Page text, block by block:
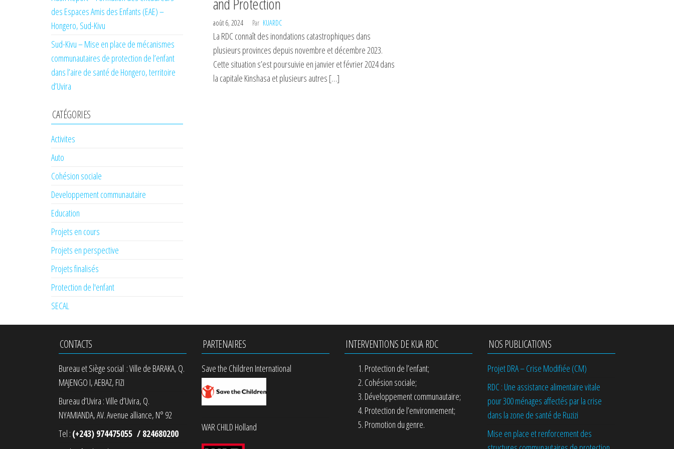
août 6, 2024 Par KUARDC
La RDC connaît des inondations catastrophiques dans
plusieurs provinces depuis novembre et décembre 2023.
Cette situation s’est poursuivie en janvier et février 2024 dans
la capitale Kinshasa et plusieurs autres […]
des Espaces Amis des Enfants (EAE) –
Hongero, Sud-Kivu
Sud-Kivu – Mise en place de mécanismes
communautaires de protection de l’enfant
dans l’aire de santé de Hongero, territoire
d’Uvira
CATÉGORIES
Activites
Auto
Cohésion sociale
Developpement communautaire
Education
Projets en cours
Projets en perspective
Projets finalisés
Protection de l'enfant
SECAL
CONTACTS
Bureau et Siège social : Ville de BARAKA, Q.
MAJENGO I, AEBAZ, FIZI
Bureau d’Uvira : Ville d’Uvira, Q.
NYAMIANDA, AV. Avenue alliance, N° 92
Tel : (+243) 974475055 / 824680200
PARTENAIRES
Save the Children International
WAR CHILD Holland
INTERVENTIONS DE KUA RDC
Protection de l’enfant;
Cohésion sociale;
Développement communautaire;
Protection de l’environnement;
Promotion du genre.
NOS PUBLICATIONS
Projet DRA – Crise Modifiée (CM)
RDC : Une assistance alimentaire vitale
pour 300 ménages affectés par la crise
dans la zone de santé de Ruzizi
Mise en place et renforcement des